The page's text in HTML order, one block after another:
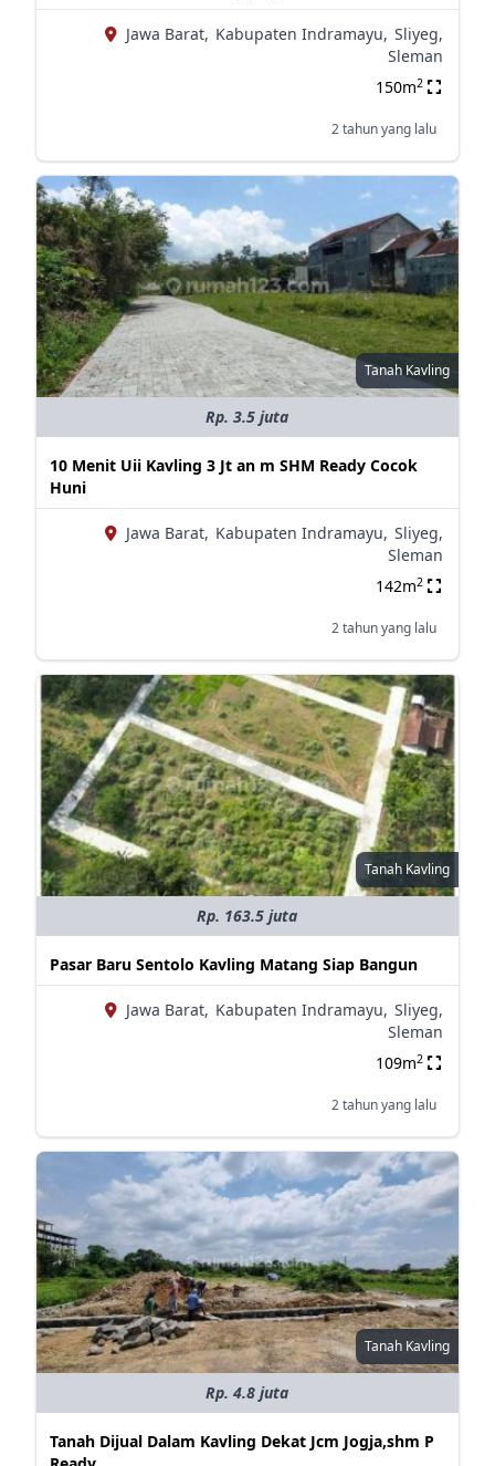
Jawa Barat, Kabupaten Indramayu, Sliyeg,
Sleman
150m2
2 tahun yang lalu
Tanah Kavling
Rp. 3.5 juta
10 Menit Uii Kavling 3 Jt an m SHM Ready Cocok
Huni
Jawa Barat, Kabupaten Indramayu, Sliyeg,
Sleman
142m2
2 tahun yang lalu
Tanah Kavling
Rp. 163.5 juta
Pasar Baru Sentolo Kavling Matang Siap Bangun
Jawa Barat, Kabupaten Indramayu, Sliyeg,
Sleman
109m2
2 tahun yang lalu
Tanah Kavling
Rp. 4.8 juta
Tanah Dijual Dalam Kavling Dekat Jcm Jogja,shm P